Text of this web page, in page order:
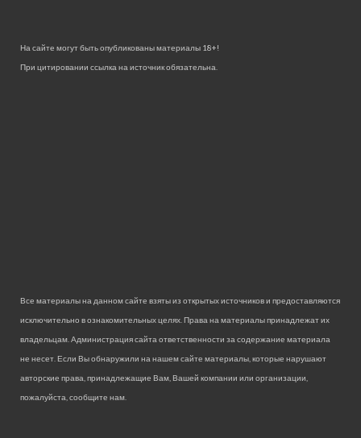
На сайте могут быть опубликованы материалы 18+!
При цитировании ссылка на источник обязательна.
Все материалы на данном сайте взяты из открытых источников и предоставляются
исключительно в ознакомительных целях. Права на материалы принадлежат их
владельцам. Администрация сайта ответственности за содержание материала
не несет. Если Вы обнаружили на нашем сайте материалы, которые нарушают
авторские права, принадлежащие Вам, Вашей компании или организации,
пожалуйста, сообщите нам.